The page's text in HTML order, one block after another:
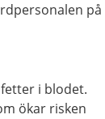
på
i blodet.
ökar risken